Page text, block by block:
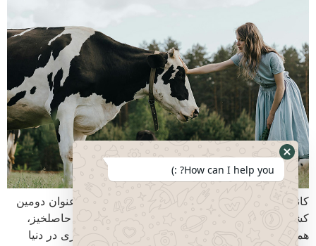
کانادا سرزمین فرصت‌های طلایی مقدمه: کانادا به عنوان دومین
کشور پهناور جهان با آب و هوایی متنوع و زمین‌های حاصلخیز،
همواره یکی از قطب‌های اصلی کشاورزی و دامپروری در دنیا
How can I help you? :)